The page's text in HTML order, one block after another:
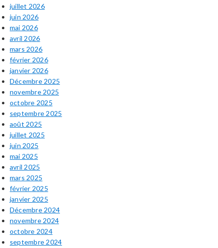
juillet 2026
juin 2026
mai 2026
avril 2026
mars 2026
février 2026
janvier 2026
Décembre 2025
novembre 2025
octobre 2025
septembre 2025
août 2025
juillet 2025
juin 2025
mai 2025
avril 2025
mars 2025
février 2025
janvier 2025
Décembre 2024
novembre 2024
octobre 2024
septembre 2024